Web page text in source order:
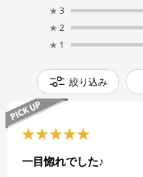
★ 3
★ 2
★ 1
絞り込み
一目惚れでした♪